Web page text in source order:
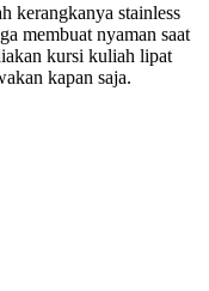
kerangkanya stainless
membuat nyaman saat
kursi kuliah lipat
kapan saja.